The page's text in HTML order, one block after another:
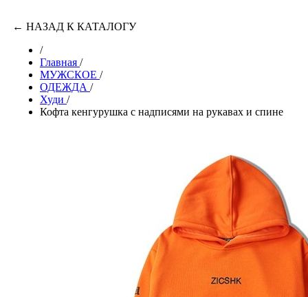
← НАЗАД К КАТАЛОГУ
/
Главная /
МУЖСКОЕ /
ОДЕЖДА /
Худи /
Кофта кенгурушка с надписями на рукавах и спине